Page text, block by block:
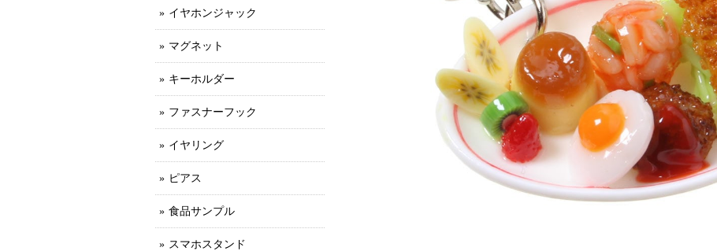
イヤホンジャック
マグネット
キーホルダー
ファスナーフック
イヤリング
ピアス
食品サンプル
スマホスタンド